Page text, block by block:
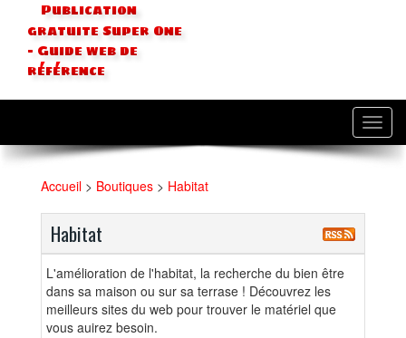
Publication
gratuite Super One
- Guide web de
référence
Accueil > Boutiques > Habitat
Habitat
L'amélioration de l'habitat, la recherche du bien être
dans sa maison ou sur sa terrase ! Découvrez les
meilleurs sites du web pour trouver le matériel que
vous auirez besoin.